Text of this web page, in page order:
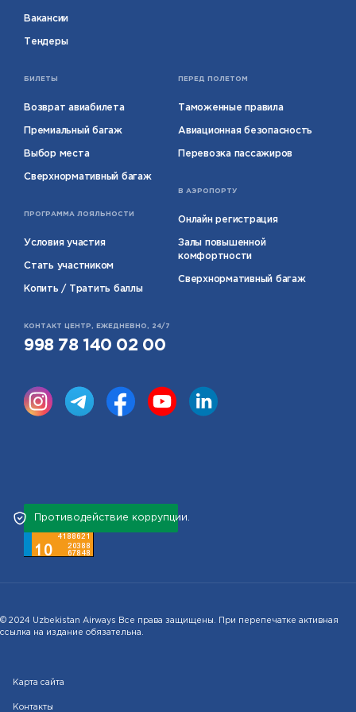
Вакансии
Тендеры
БИЛЕТЫ
Возврат авиабилета
Премиальный багаж
Выбор места
Сверхнормативный багаж
ПРОГРАММА ЛОЯЛЬНОСТИ
Условия участия
Стать участником
Копить / Тратить баллы
ПЕРЕД ПОЛЕТОМ
Таможенные правила
Авиационная безопасность
Перевозка пассажиров
В АЭРОПОРТУ
Онлайн регистрация
Залы повышенной
комфортности
Сверхнормативный багаж
КОНТАКТ ЦЕНТР, ЕЖЕДНЕВНО, 24/7
998 78 140 02 00
Противодействие коррупции.
© 2024 Uzbekistan Airways Все права защищены. При перепечатке активная
ссылка на издание обязательна.
Карта сайта
Контакты